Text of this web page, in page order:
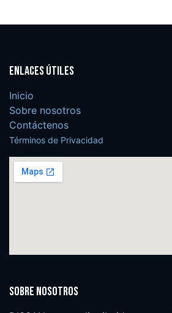
Enlaces útiles
Inicio
Sobre nosotros
Contáctenos
Términos de Privacidad
Sobre nosotros